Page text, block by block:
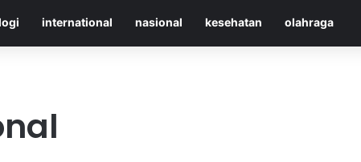
international nasional kesehatan olahraga